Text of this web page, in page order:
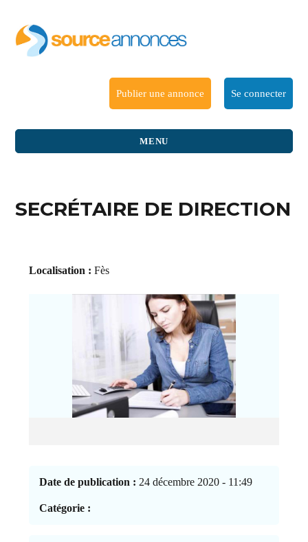
Publier une annonce Se connecter
MENU
SECRÉTAIRE DE DIRECTION
Localisation : Fès
Date de publication : 24 décembre 2020 - 11:49
Catégorie :